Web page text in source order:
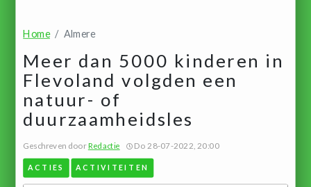
Home Almere
Meer dan 5000 kinderen in
Flevoland volgden een
natuur- of
duurzaamheidsles
Geschreven doorRedactie Do 28-07-2022, 20:00
ACTIES ACTIVITEITEN